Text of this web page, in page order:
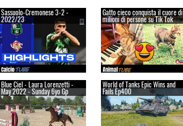
Sassuolo-Cremonese 3-2 -
2022/23
Gatto cieco conquista il cuore di
milioni di persone su Tik Tok
Blue Ciel - Laura Lorenzetti -
May 2022 - Sunday 6yo Gp
World of Tanks Epic Wins and
Fails Ep400